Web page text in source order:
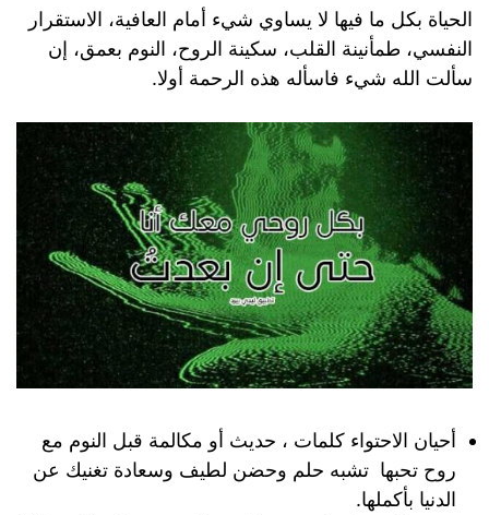
الحياة بكل ما فيها لا يساوي شيء أمام العافية، الاستقرار
النفسي، طمأنينة القلب، سكينة الروح، النوم بعمق، إن
سألت الله شيء فاسأله هذه الرحمة أولا.
أحيان الاحتواء كلمات ، حديث أو مكالمة قبل النوم مع
روح تحبها تشبه حلم وحضن لطيف وسعادة تغنيك عن
الدنيا بأكملها.